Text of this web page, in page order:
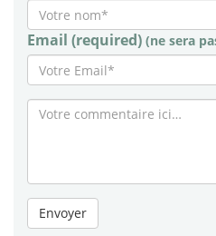
Email (required) (ne sera
Envoyer